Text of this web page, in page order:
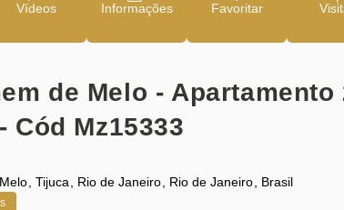
Vídeos Favoritar
de Melo -
Cód Mz15333
Tijuca Rio de Janeiro Rio de Janeiro Brasil